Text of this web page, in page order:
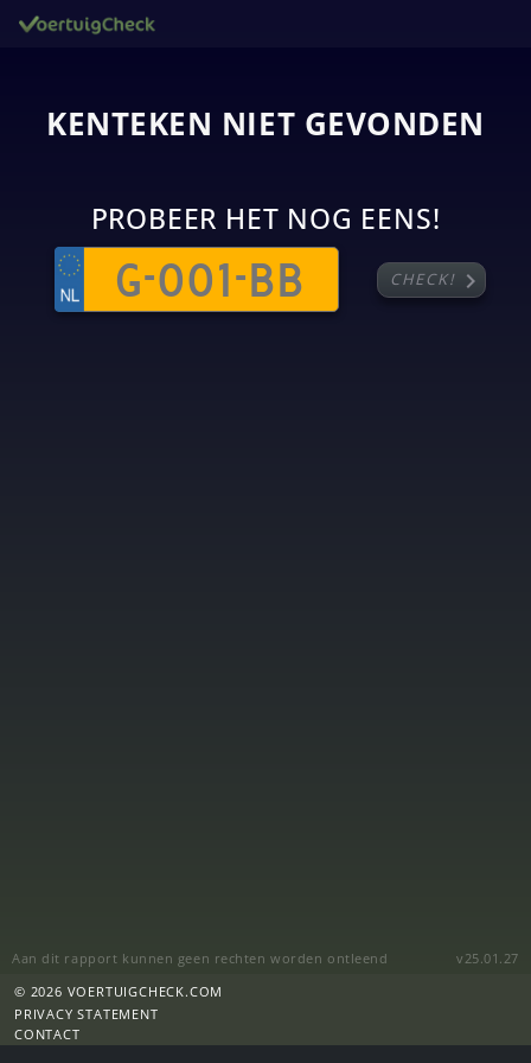
KENTEKEN NIET GEVONDEN
PROBEER HET NOG EENS!
CHECK! chevron_right
Aan dit rapport kunnen geen rechten worden ontleend
v25.01.27
© 2026 VOERTUIGCHECK.COM
PRIVACY STATEMENT
CONTACT